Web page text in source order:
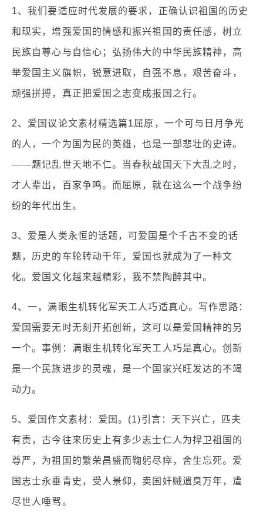
1、我们要适应时代发展的要求，正确认识祖国的历史
和现实，增强爱国的情感和振兴祖国的责任感，树立
民族自尊心与自信心；弘扬伟大的中华民族精神，高
举爱国主义旗帜，锐意进取，自强不息，艰苦奋斗，
顽强拼搏，真正把爱国之志变成报国之行。
2、爱国议论文素材精选篇1屈原，一个可与日月争光
的人，一个为国为民的英雄，也是一部悲壮的史诗。
——题记乱世天地不仁。当春秋战国天下大乱之时，
才人辈出，百家争鸣。而屈原，就在这么一个战争纷
纷的年代出生。
3、爱是人类永恒的话题，可爱国是个千古不变的话
题，历史的车轮转动千年，爱国也就成为了一种文
化。爱国文化越来越精彩，我不禁陶醉其中。
4、一，满眼生机转化军天工人巧适真心。写作思路：
爱国需要无时无刻开拓创新，这可以是爱国精神的另
一个。事例：满眼生机转化军天工人巧是真心。创新
是一个民族进步的灵魂，是一个国家兴旺发达的不竭
动力。
5、爱国作文素材：爱国。(1)引言：天下兴亡，匹夫
有责，古今往来历史上有多少志士仁人为捍卫祖国的
尊严，为祖国的繁荣昌盛而鞠躬尽瘁，舍生忘死。爱
国志士永垂青史，受人景仰，卖国奸贼遗臭万年，遭
尽世人唾骂。